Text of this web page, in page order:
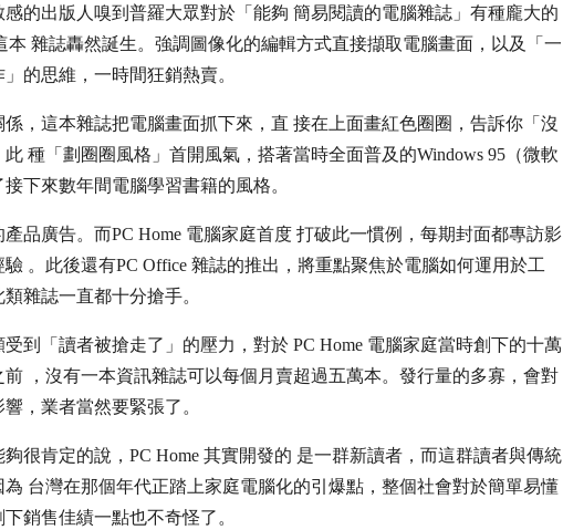
的出版人嗅到普羅大眾對於「能夠 簡易閱讀的電腦雜誌」有種龐大的
本 雜誌轟然誕生。強調圖像化的編輯方式直接擷取電腦畫面，以及「一
的思維，一時間狂銷熱賣。
，這本雜誌把電腦畫面抓下來，直 接在上面畫紅色圈圈，告訴你「沒
種「劃圈圈風格」首開風氣，搭著當時全面普及的Windows 95（微軟
下來數年間電腦學習書籍的風格。
品廣告。而PC Home 電腦家庭首度 打破此一慣例，每期封面都專訪影
。此後還有PC Office 雜誌的推出，將重點聚焦於電腦如何運用於工
雜誌一直都十分搶手。
到「讀者被搶走了」的壓力，對於 PC Home 電腦家庭當時創下的十萬
，沒有一本資訊雜誌可以每個月賣超過五萬本。發行量的多寡，會對
，業者當然要緊張了。
很肯定的說，PC Home 其實開發的 是一群新讀者，而這群讀者與傳統
台灣在那個年代正踏上家庭電腦化的引爆點，整個社會對於簡單易懂
銷售佳績一點也不奇怪了。